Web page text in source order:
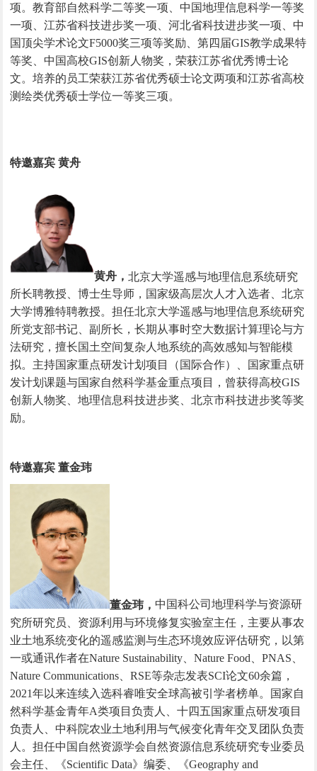
项。教育部自然科学二等奖一项、中国地理信息科学一等奖
一项、江苏省科技进步奖一项、河北省科技进步奖一项、中
国顶尖学术论文F5000奖三项等奖励、第四届GIS教学成果特
等奖、中国高校GIS创新人物奖，荣获江苏省优秀博士论
文。培养的员工荣获江苏省优秀硕士论文两项和江苏省高校
测绘类优秀硕士学位一等奖三项。
特邀嘉宾 黄舟
黄舟，北京大学遥感与地理信息系统研究
所长聘教授、博士生导师，国家级高层次人才入选者、北京
大学博雅特聘教授。担任北京大学遥感与地理信息系统研究
所党支部书记、副所长，长期从事时空大数据计算理论与方
法研究，擅长国土空间复杂人地系统的高效感知与智能模
拟。主持国家重点研发计划项目（国际合作）、国家重点研
发计划课题与国家自然科学基金重点项目，曾获得高校GIS
创新人物奖、地理信息科技进步奖、北京市科技进步奖等奖
励。
特邀嘉宾 董金玮
董金玮， 中国科公司地理科学与资源研
究所研究员、资源利用与环境修复实验室主任，主要从事农
业土地系统变化的遥感监测与生态环境效应评估研究，以第
一或通讯作者在Nature Sustainability、Nature Food、PNAS、
Nature Communications、RSE等杂志发表SCI论文60余篇，
2021年以来连续入选科睿唯安全球高被引学者榜单。国家自
然科学基金青年A类项目负责人、十四五国家重点研发项目
负责人、中科院农业土地利用与气候变化青年交叉团队负责
人。担任中国自然资源学会自然资源信息系统研究专业委员
会主任、《Scientific Data》编委、《Geography and